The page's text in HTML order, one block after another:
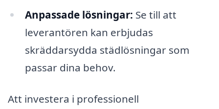
Anpassade lösningar: Se till att
leverantören kan erbjudas
skräddarsydda städlösningar som
passar dina behov.
Att investera i professionell